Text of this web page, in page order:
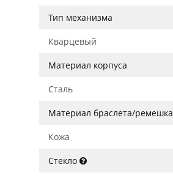
Тип механизма
Кварцевый
Материал корпуса
Сталь
Материал браслета/ремешка
Кожа
Стекло